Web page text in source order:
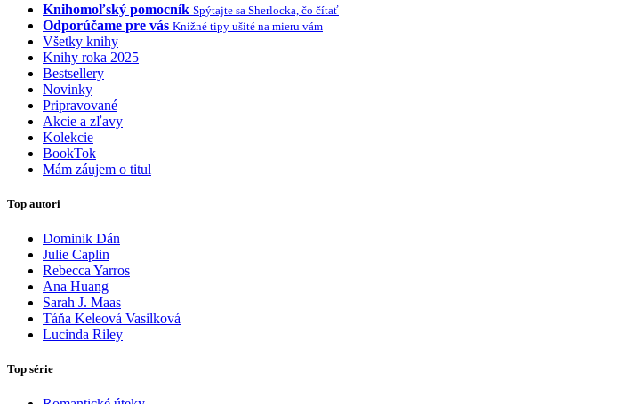
Knihomoľský pomocník Spýtajte sa Sherlocka, čo čítať
Odporúčame pre vás Knižné tipy ušité na mieru vám
Všetky knihy
Knihy roka 2025
Bestsellery
Novinky
Pripravované
Akcie a zľavy
Kolekcie
BookTok
Mám záujem o titul
Top autori
Dominik Dán
Julie Caplin
Rebecca Yarros
Ana Huang
Sarah J. Maas
Táňa Keleová Vasilková
Lucinda Riley
Top série